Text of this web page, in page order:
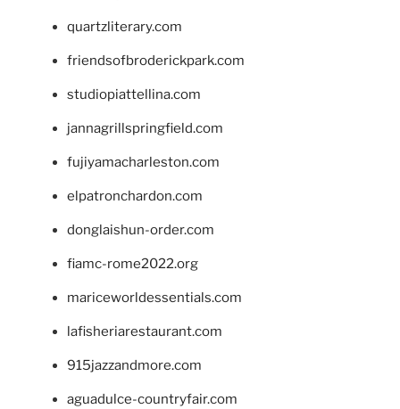
quartzliterary.com
friendsofbroderickpark.com
studiopiattellina.com
jannagrillspringfield.com
fujiyamacharleston.com
elpatronchardon.com
donglaishun-order.com
fiamc-rome2022.org
mariceworldessentials.com
lafisheriarestaurant.com
915jazzandmore.com
aguadulce-countryfair.com